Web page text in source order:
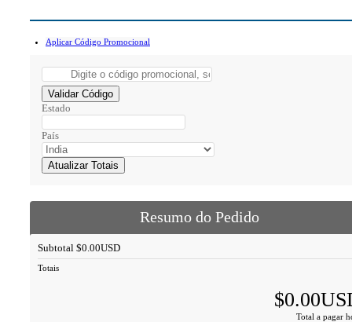
Aplicar Código Promocional
Validar Código
Estado
País
Atualizar Totais
Resumo do Pedido
Subtotal $0.00USD
Totais
Total a pagar